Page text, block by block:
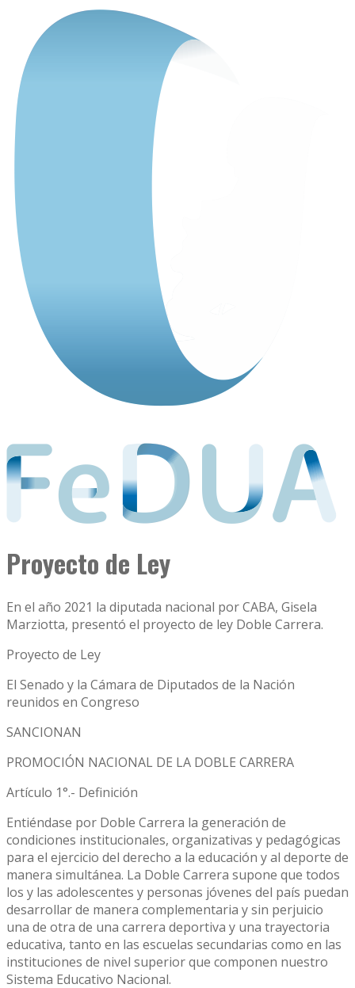
Proyecto de Ley
En el año 2021 la diputada nacional por CABA, Gisela
Marziotta, presentó el proyecto de ley Doble Carrera.
Proyecto de Ley
El Senado y la Cámara de Diputados de la Nación
reunidos en Congreso
SANCIONAN
PROMOCIÓN NACIONAL DE LA DOBLE CARRERA
Artículo 1°.- Definición
Entiéndase por Doble Carrera la generación de
condiciones institucionales, organizativas y pedagógicas
para el ejercicio del derecho a la educación y al deporte de
manera simultánea. La Doble Carrera supone que todos
los y las adolescentes y personas jóvenes del país puedan
desarrollar de manera complementaria y sin perjuicio
una de otra de una carrera deportiva y una trayectoria
educativa, tanto en las escuelas secundarias como en las
instituciones de nivel superior que componen nuestro
Sistema Educativo Nacional.